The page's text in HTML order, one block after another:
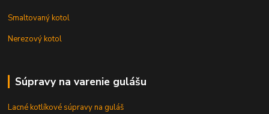
Smaltovaný kotol
Nerezový kotol
Súpravy na varenie gulášu
Lacné kotlíkové súpravy na guláš